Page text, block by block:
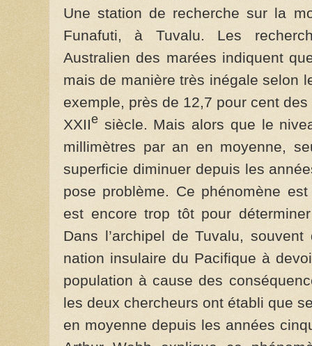
Une station de recherche sur la
Funafuti, à Tuvalu. Les
Australien des marées indiquent
mais de manière très inégale selon
exemple, près de 12,7 pour cent
XXIIe siècle. Mais alors que le
millimètres par an en moyenne,
superficie diminuer depuis les
pose problème. Ce phénomène
est encore trop tôt pour
Dans l’archipel de Tuvalu,
nation insulaire du Pacifique à
population à cause des
les deux chercheurs ont établi que
en moyenne depuis les années